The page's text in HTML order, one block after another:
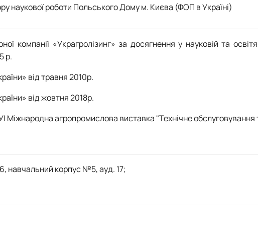
наукової роботи Польського Дому м. Києва (ФОП в Україні)
компанії «Украгролізинг» за досягнення у науковій та
р.
від травня 2010р.
від жовтня 2018р.
агропромислова виставка "Технічне обслуговування
навчальний корпус №5, ауд. 17;